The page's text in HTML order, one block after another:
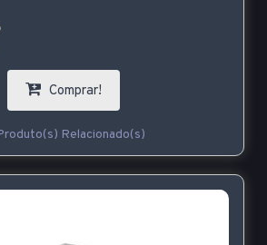
Comprar!
Relacionado(s)